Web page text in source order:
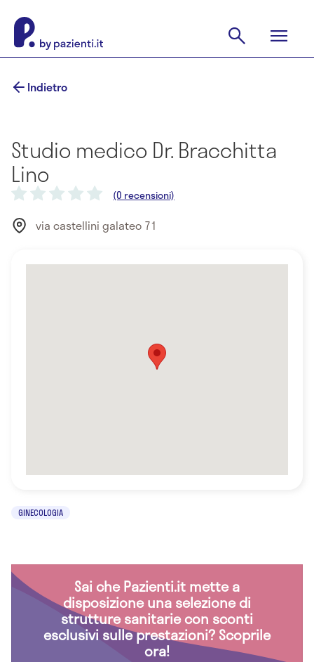
Indietro
Studio medico Dr. Bracchitta
Lino
(0 recensioni)
via castellini galateo 71
GINECOLOGIA
Sai che Pazienti.it mette a
disposizione una selezione di
strutture sanitarie con sconti
esclusivi sulle prestazioni? Scoprile
ora!